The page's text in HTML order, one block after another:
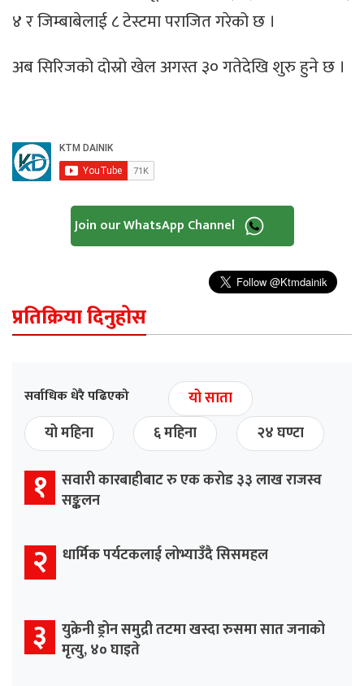
४ र जिम्बाबेलाई ८ टेस्टमा पराजित गरेको छ ।
अब सिरिजको दोस्रो खेल अगस्त ३० गतेदेखि शुरु हुने छ ।
Join our WhatsApp Channel
प्रतिक्रिया दिनुहोस
सर्वाधिक धेरै पढिएको
यो साता
यो महिना
६ महिना २४ घण्टा
१ सवारी कारबाहीबाट रु एक करोड ३३ लाख राजस्व
सङ्कलन
२ धार्मिक पर्यटकलाई लोभ्याउँदै सिसमहल
३ युक्रेनी ड्रोन समुद्री तटमा खस्दा रुसमा सात जनाको
मृत्यु, ४० घाइते